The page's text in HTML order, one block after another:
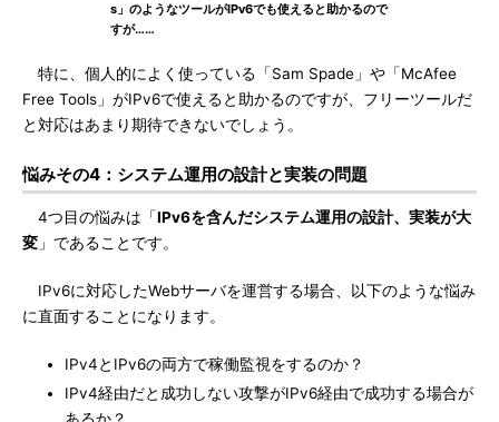
s」のようなツールがIPv6でも使えると助かるので
すが……
特に、個人的によく使っている「Sam Spade」や「McAfee
Free Tools」がIPv6で使えると助かるのですが、フリーツールだ
と対応はあまり期待できないでしょう。
悩みその4：システム運用の設計と実装の問題
4つ目の悩みは「IPv6を含んだシステム運用の設計、実装が大
変 」であることです。
IPv6に対応したWebサーバを運営する場合、以下のような悩み
に直面することになります。
IPv4とIPv6の両方で稼働監視をするのか？
IPv4経由だと成功しない攻撃がIPv6経由で成功する場合が